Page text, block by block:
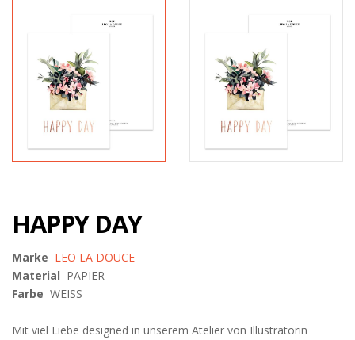
HAPPY DAY
Marke LEO LA DOUCE
Material PAPIER
Farbe WEISS
Mit viel Liebe designed in unserem Atelier von Illustratorin